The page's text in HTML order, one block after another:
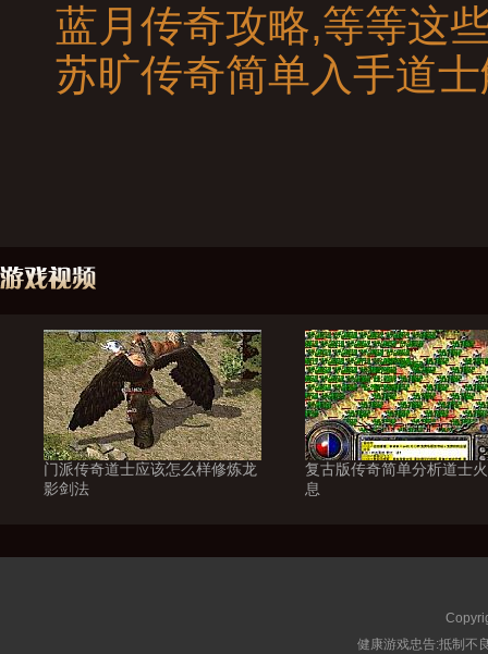
蓝月传奇攻略,等等这
苏旷传奇简单入手道
门派传奇道士应该怎么样修炼龙
影剑法
复古版传奇简单分析道士
息
健康游戏忠告:抵制不